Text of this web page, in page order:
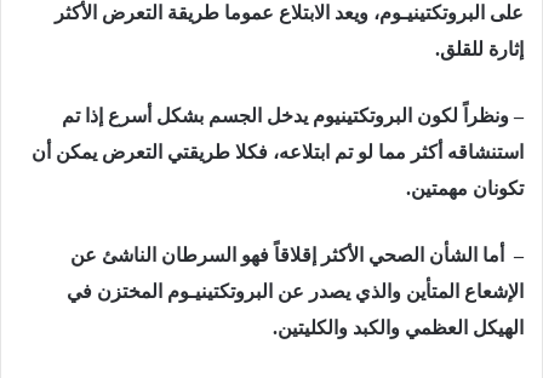
على البروتكتينيـوم، ويعد الابتلاع عموما طريقة التعرض الأكثر
إثارة للقلق.
– ونظراً لكون البروتكتينيوم يدخل الجسم بشكل أسرع إذا تم
استنشاقه أكثر مما لو تم ابتلاعه، فكلا طريقتي التعرض يمكن أن
تكونان مهمتين.
– أما الشأن الصحي الأكثر إقلاقاً فهو السرطان الناشئ عن
الإشعاع المتأين والذي يصدر عن البروتكتينيـوم المختزن في
الهيكل العظمي والكبد والكليتين.